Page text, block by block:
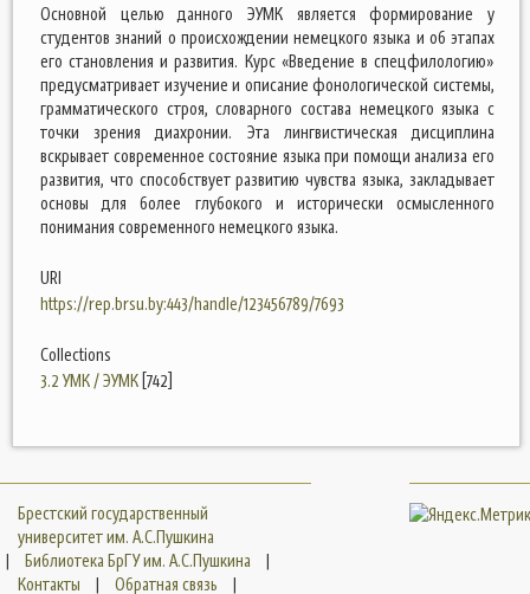
Основной целью данного ЭУМК является формирование у
студентов знаний о происхождении немецкого языка и об этапах
его становления и развития. Курс «Введение в спецфилологию»
предусматривает изучение и описание фонологической системы,
грамматического строя, словарного состава немецкого языка с
точки зрения диахронии. Эта лингвистическая дисциплина
вскрывает современное состояние языка при помощи анализа его
развития, что способствует развитию чувства языка, закладывает
основы для более глубокого и исторически осмысленного
понимания современного немецкого языка.
URI
https://rep.brsu.by:443/handle/123456789/7693
Collections
3.2 УМК / ЭУМК [742]
Брестский государственный
университет им. А.С.Пушкина
|
Библиотека БрГУ им. А.С.Пушкина
|
Контакты
| Обратная связь |